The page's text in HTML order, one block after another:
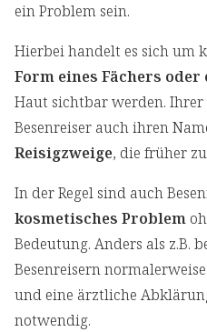
ein Problem sein.
Hierbei handelt es sich um
Form eines Fächers oder
Haut sichtbar werden.
Besenreiser auch ihren
Reisigzweige, die früher
In der Regel sind auch
kosmetisches Problem
Bedeutung. Anders als z.B.
Besenreisern
und eine ärztliche
notwendig.